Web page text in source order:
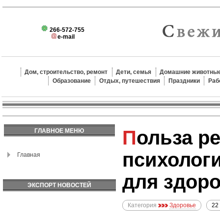
266-572-755
e-mail
Дом, строительство, ремонт Дети, семья
Домашние
Образование
Отдых, путешествия Праздники
ГЛАВНОЕ МЕНЮ
Главная
ЭКСПОРТ НОВОСТЕЙ
Польза регулярных
для
Категория Здоровье 22